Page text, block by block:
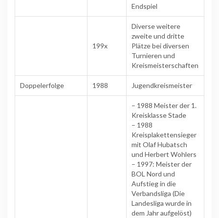
Endspiel
199x
Diverse weitere
zweite und dritte
Plätze bei diversen
Turnieren und
Kreismeisterschaften
Doppelerfolge 1988 Jugendkreismeister
– 1988 Meister der 1.
Kreisklasse Stade
– 1988
Kreisplakettensieger
mit Olaf Hubatsch
und Herbert Wohlers
– 1997: Meister der
BOL Nord und
Aufstieg in die
Verbandsliga (Die
Landesliga wurde in
dem Jahr aufgelöst)